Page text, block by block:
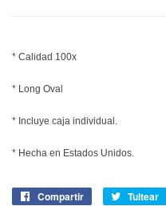
* Calidad 100x
* Long Oval
* Incluye caja individual.
* Hecha en Estados Unidos.
Compartir
CompartirTuitear